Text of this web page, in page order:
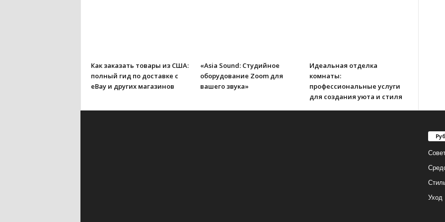
Как заказать товары из США:
полный гид по доставке с
eBay и других магазинов
«Asia Sound: Студийное
оборудование Zoom для
вашего звука»
Идеальная отделка
комнаты:
профессиональные услуги
для создания уюта и стиля
Уход